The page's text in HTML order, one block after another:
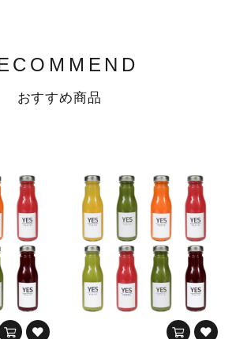
おすすめ商品